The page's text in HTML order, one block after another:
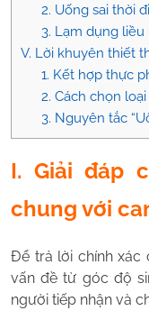
2. Uống sai thời
3. Lạm dụng
V. Lời khuyên thiết
1. Kết hợp thực
2. Cách chọn
3. Nguyên tắc
I. Giải đáp
chung với
Để trả lời chính xác
vấn đề từ góc độ
người tiếp nhận và